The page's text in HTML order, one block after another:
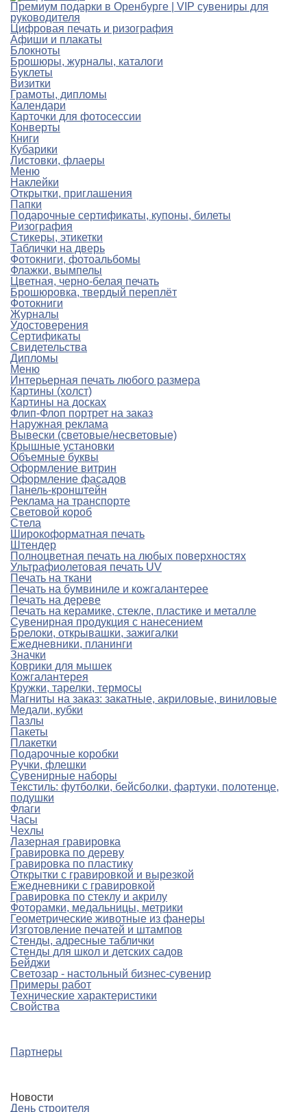
Премиум подарки в Оренбурге | VIP сувениры для
руководителя
Цифровая печать и ризография
Афиши и плакаты
Блокноты
Брошюры, журналы, каталоги
Буклеты
Визитки
Грамоты, дипломы
Календари
Карточки для фотосессии
Конверты
Книги
Кубарики
Листовки, флаеры
Меню
Наклейки
Открытки, приглашения
Папки
Подарочные сертификаты, купоны, билеты
Ризография
Стикеры, этикетки
Таблички на дверь
Фотокниги, фотоальбомы
Флажки, вымпелы
Цветная, черно-белая печать
Брошюровка, твердый переплёт
Фотокниги
Журналы
Удостоверения
Сертификаты
Свидетельства
Дипломы
Меню
Интерьерная печать любого размера
Картины (холст)
Картины на досках
Флип-Флоп портрет на заказ
Наружная реклама
Вывески (световые/несветовые)
Крышные установки
Объемные буквы
Оформление витрин
Оформление фасадов
Панель-кронштейн
Реклама на транспорте
Световой короб
Стела
Широкоформатная печать
Штендер
Полноцветная печать на любых поверхностях
Ультрафиолетовая печать UV
Печать на ткани
Печать на бумвиниле и кожгалантерее
Печать на дереве
Печать на керамике, стекле, пластике и металле
Сувенирная продукция с нанесением
Брелоки, открывашки, зажигалки
Ежедневники, планинги
Значки
Коврики для мышек
Кожгалантерея
Кружки, тарелки, термосы
Магниты на заказ: закатные, акриловые, виниловые
Медали, кубки
Пазлы
Пакеты
Плакетки
Подарочные коробки
Ручки, флешки
Сувенирные наборы
Текстиль: футболки, бейсболки, фартуки, полотенце,
подушки
Флаги
Часы
Чехлы
Лазерная гравировка
Гравировка по дереву
Гравировка по пластику
Открытки с гравировкой и вырезкой
Ежедневники с гравировкой
Гравировка по стеклу и акрилу
Фоторамки, медальницы, метрики
Геометрические животные из фанеры
Изготовление печатей и штампов
Стенды, адресные таблички
Стенды для школ и детских садов
Бейджи
Светозар - настольный бизнес-сувенир
Примеры работ
Технические характеристики
Свойства
Партнеры
Новости
День строителя